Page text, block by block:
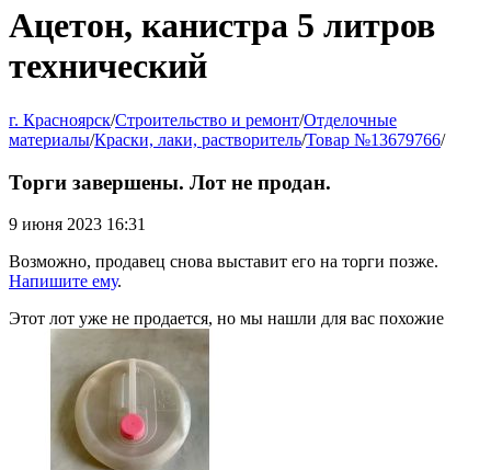
Ацетон, канистра 5 литров
технический
г. Красноярск/Строительство и ремонт/Отделочные
материалы/Краски, лаки, растворитель/Товар №13679766/
Торги завершены. Лот не продан.
9 июня 2023 16:31
Возможно, продавец снова выставит его на торги позже.
Напишите ему.
Этот лот уже не продается, но мы нашли для вас похожие